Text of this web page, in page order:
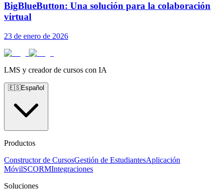
BigBlueButton: Una solución para la colaboración
virtual
23 de enero de 2026
LMS y creador de cursos con IA
🇪🇸Español
Productos
Constructor de CursosGestión de EstudiantesAplicación
MóvilSCORMIntegraciones
Soluciones